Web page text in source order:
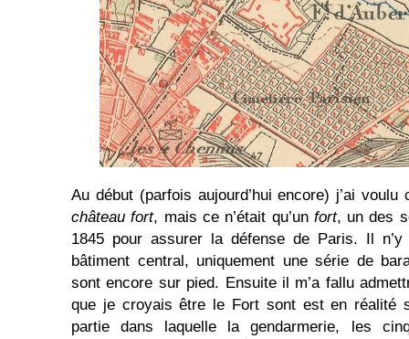
Au début (parfois aujourd’hui encore) j’ai
château fort, mais ce n’était qu’un fort, un des
1845 pour assurer la défense de Paris. Il
bâtiment central, uniquement une série de
sont encore sur pied. Ensuite il m’a fallu
que je croyais être le Fort sont est en réalité
partie dans laquelle la gendarmerie, les